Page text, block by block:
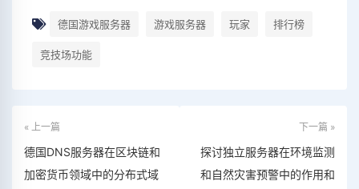
德国游戏服务器 游戏服务器 玩家 排行榜
竞技场功能
« 上一篇
德国DNS服务器在区块链和
加密货币领域中的分布式域
下一篇 »
探讨独立服务器在环境监测
和自然灾害预警中的作用和